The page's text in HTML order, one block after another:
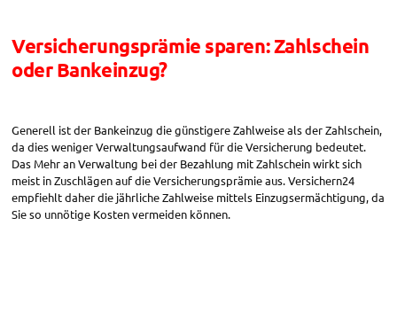
Versicherungsprämie sparen: Zahlschein
oder Bankeinzug?
Generell ist der Bankeinzug die günstigere Zahlweise als der Zahlschein,
da dies weniger Verwaltungsaufwand für die Versicherung bedeutet.
Das Mehr an Verwaltung bei der Bezahlung mit Zahlschein wirkt sich
meist in Zuschlägen auf die Versicherungsprämie aus. Versichern24
empfiehlt daher die jährliche Zahlweise mittels Einzugsermächtigung, da
Sie so unnötige Kosten vermeiden können.